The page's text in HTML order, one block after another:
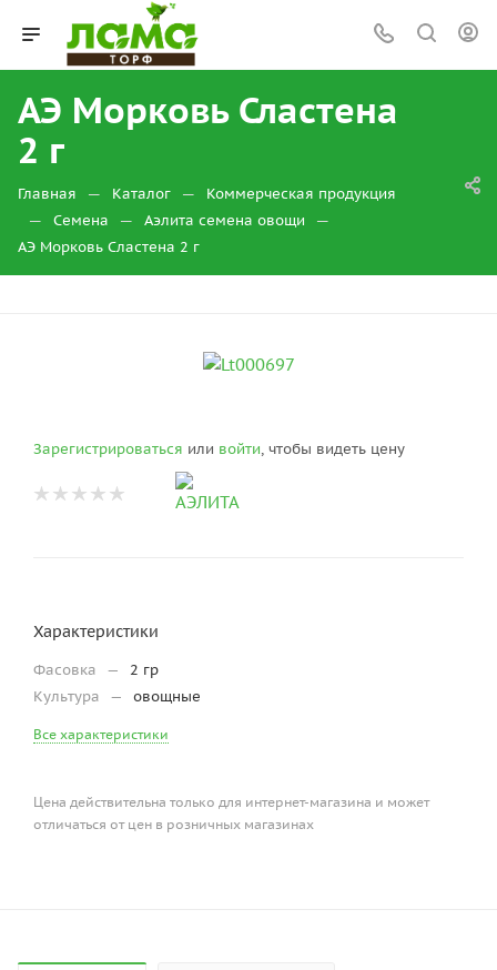
АЭ Морковь Сластена
2 г
Главная — Каталог — Коммерческая продукция
— Семена — Аэлита семена овощи —
АЭ Морковь Сластена 2 г
Зарегистрироваться или войти, чтобы видеть цену
Характеристики
Фасовка —
2 гр
Культура
— овощные
Все характеристики
Цена действительна только для интернет-магазина и может
отличаться от цен в розничных магазинах